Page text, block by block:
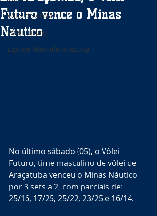
Vôlei de Areia
Vôlei Futuro
Equipe Masculina Adulta
Futuro vence o Minas
Náutico
No último sábado (05), o Vôlei
Futuro, time masculino de vôlei de
Araçatuba venceu o Minas Náutico
por 3 sets a 2, com parciais de:
25/16, 17/25, 25/22, 23/25 e 16/14.